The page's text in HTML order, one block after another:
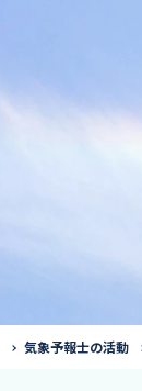
気象予報士の活動